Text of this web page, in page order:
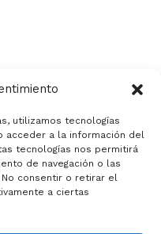
utilizamos tecnologías
acceder a la información del
tecnologías nos permitirá
de navegación o las
consentir o retirar el
a ciertas